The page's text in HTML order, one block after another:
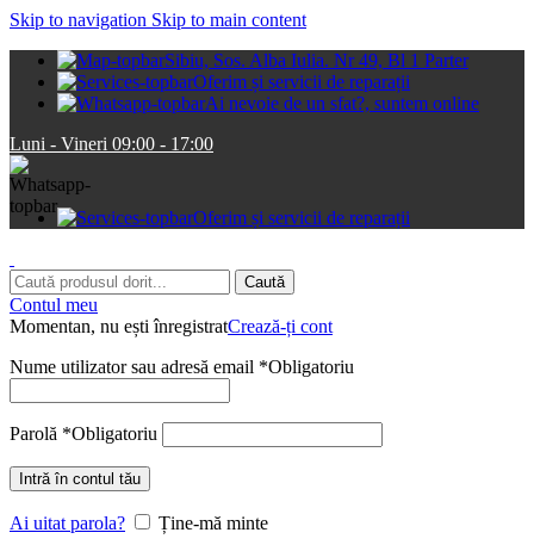
Skip to navigation Skip to main content
Sibiu, Sos. Alba Iulia. Nr 49, Bl 1 Parter
Oferim și servicii de reparații
Ai nevoie de un sfat?, suntem online
Luni - Vineri 09:00 - 17:00
Oferim și servicii de reparații
Caută
Contul meu
Momentan, nu ești înregistratCrează-ți cont
Nume utilizator sau adresă email *Obligatoriu
Parolă *Obligatoriu
Intră în contul tău
Ai uitat parola?
Ține-mă minte